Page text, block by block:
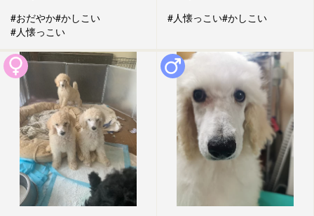
#おだやか#かしこい
#人懐っこい
#人懐っこい#かしこい